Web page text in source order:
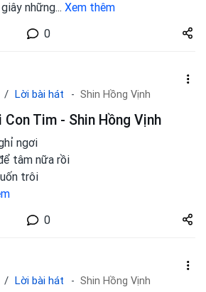
những... Xem thêm
0
Share
zuto.vn
Lời bài hát Shin Hồng Vịnh
Con Tim - Shin Hồng Vịnh
ngơi
tâm nữa rồi
trôi
0
Share
zuto.vn
Lời bài hát Shin Hồng Vịnh